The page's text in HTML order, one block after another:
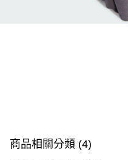
商品相關分類 (4)